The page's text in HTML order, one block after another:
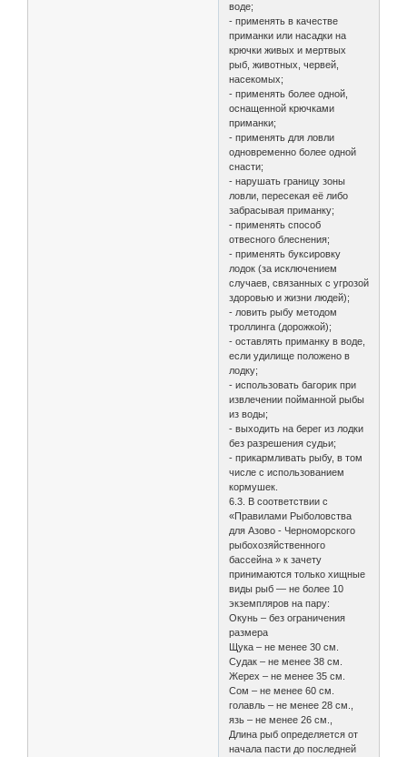
воде;
- применять в качестве
приманки или насадки на
крючки живых и мертвых
рыб, животных, червей,
насекомых;
- применять более одной,
оснащенной крючками
приманки;
- применять для ловли
одновременно более одной
снасти;
- нарушать границу зоны
ловли, пересекая её либо
забрасывая приманку;
- применять способ
отвесного блеснения;
- применять буксировку
лодок (за исключением
случаев, связанных с угрозой
здоровью и жизни людей);
- ловить рыбу методом
троллинга (дорожкой);
- оставлять приманку в воде,
если удилище положено в
лодку;
- использовать багорик при
извлечении пойманной рыбы
из воды;
- выходить на берег из лодки
без разрешения судьи;
- прикармливать рыбу, в том
числе с использованием
кормушек.
6.3. В соответствии с
«Правилами Рыболовства
для Азово - Черноморского
рыбохозяйственного
бассейна » к зачету
принимаются только хищные
виды рыб — не более 10
экземпляров на пару:
Окунь – без ограничения
размера
Щука – не менее 30 см.
Судак – не менее 38 см.
Жерех – не менее 35 см.
Сом – не менее 60 см.
голавль – не менее 28 см.,
язь – не менее 26 см.,
Длина рыб определяется от
начала пасти до последней